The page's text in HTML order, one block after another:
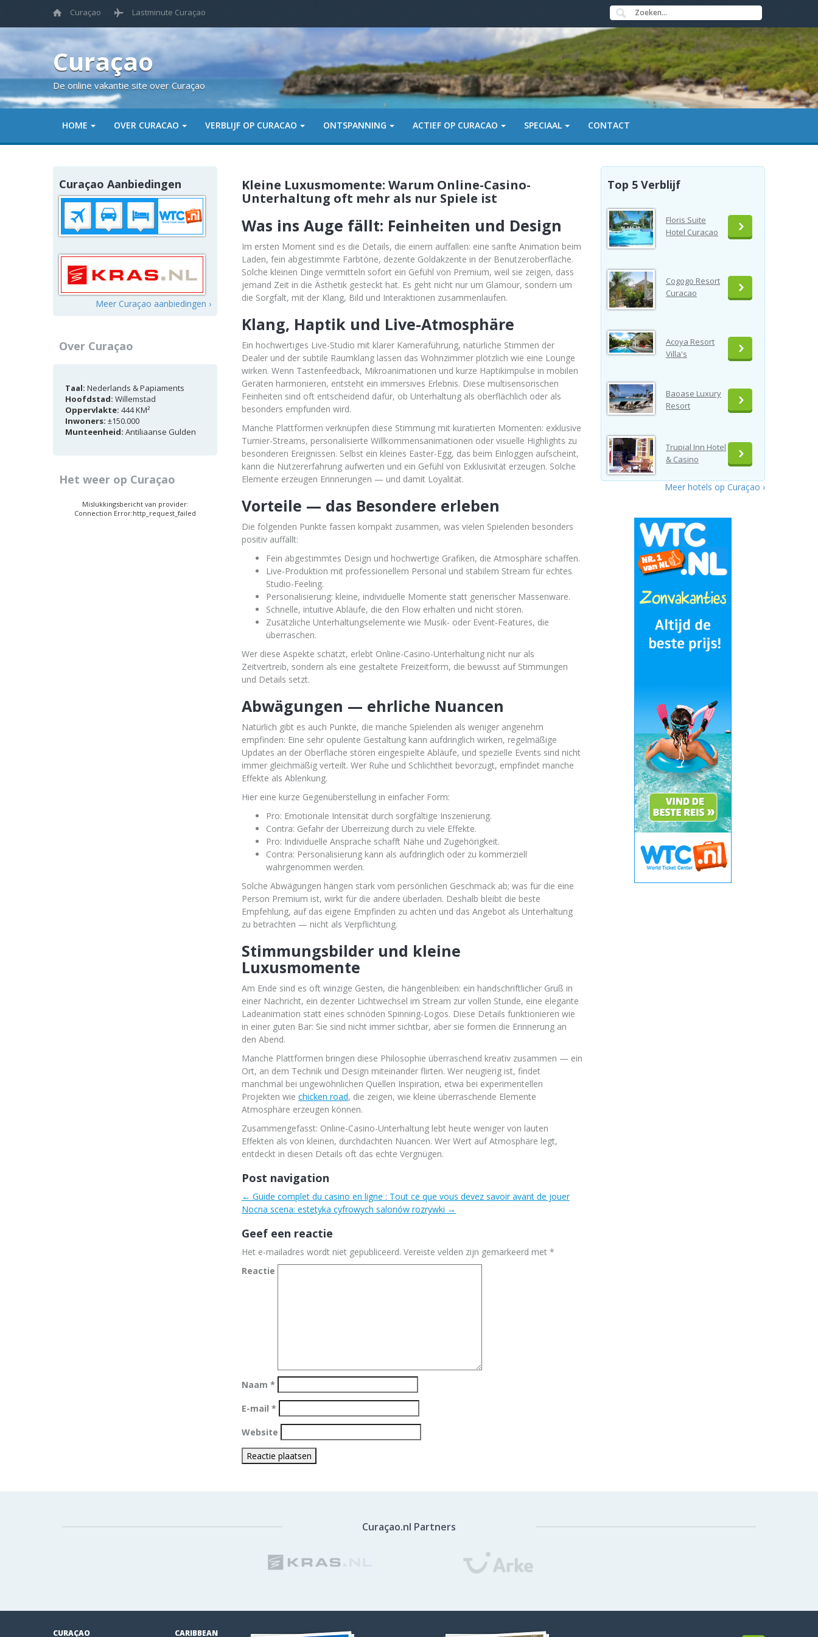
Curaçao Lastminute Curaçao
Curaçao
De online vakantie site over Curaçao
HOME OVER CURACAO VERBLIJF OP CURACAO ONTSPANNING ACTIEF OP CURACAO SPECIAAL CONTACT
Curaçao Aanbiedingen
Meer Curaçao aanbiedingen ›
Over Curaçao
Taal: Nederlands & Papiaments
Hoofdstad: Willemstad
Oppervlakte: 444 KM²
Inwoners: ±150.000
Munteenheid: Antiliaanse Gulden
Het weer op Curaçao
Mislukkingsbericht van provider:
Connection Error:http_request_failed
Kleine Luxusmomente: Warum Online-Casino-
Unterhaltung oft mehr als nur Spiele ist
Was ins Auge fällt: Feinheiten und Design
Im ersten Moment sind es die Details, die einem auffallen: eine sanfte Animation beim
Laden, fein abgestimmte Farbtöne, dezente Goldakzente in der Benutzeroberfläche.
Solche kleinen Dinge vermitteln sofort ein Gefühl von Premium, weil sie zeigen, dass
jemand Zeit in die Ästhetik gesteckt hat. Es geht nicht nur um Glamour, sondern um
die Sorgfalt, mit der Klang, Bild und Interaktionen zusammenlaufen.
Klang, Haptik und Live-Atmosphäre
Ein hochwertiges Live-Studio mit klarer Kameraführung, natürliche Stimmen der
Dealer und der subtile Raumklang lassen das Wohnzimmer plötzlich wie eine Lounge
wirken. Wenn Tastenfeedback, Mikroanimationen und kurze Haptikimpulse in mobilen
Geräten harmonieren, entsteht ein immersives Erlebnis. Diese multisensorischen
Feinheiten sind oft entscheidend dafür, ob Unterhaltung als oberflächlich oder als
besonders empfunden wird.
Manche Plattformen verknüpfen diese Stimmung mit kuratierten Momenten: exklusive
Turnier-Streams, personalisierte Willkommensanimationen oder visuelle Highlights zu
besonderen Ereignissen. Selbst ein kleines Easter-Egg, das beim Einloggen aufscheint,
kann die Nutzererfahrung aufwerten und ein Gefühl von Exklusivität erzeugen. Solche
Elemente erzeugen Erinnerungen — und damit Loyalität.
Vorteile — das Besondere erleben
Die folgenden Punkte fassen kompakt zusammen, was vielen Spielenden besonders
positiv auffällt:
Fein abgestimmtes Design und hochwertige Grafiken, die Atmosphäre schaffen.
Live-Produktion mit professionellem Personal und stabilem Stream für echtes
Studio-Feeling.
Personalisierung: kleine, individuelle Momente statt generischer Massenware.
Schnelle, intuitive Abläufe, die den Flow erhalten und nicht stören.
Zusätzliche Unterhaltungselemente wie Musik- oder Event-Features, die
überraschen.
Wer diese Aspekte schätzt, erlebt Online-Casino-Unterhaltung nicht nur als
Zeitvertreib, sondern als eine gestaltete Freizeitform, die bewusst auf Stimmungen
und Details setzt.
Abwägungen — ehrliche Nuancen
Natürlich gibt es auch Punkte, die manche Spielenden als weniger angenehm
empfinden: Eine sehr opulente Gestaltung kann aufdringlich wirken, regelmäßige
Updates an der Oberfläche stören eingespielte Abläufe, und spezielle Events sind nicht
immer gleichmäßig verteilt. Wer Ruhe und Schlichtheit bevorzugt, empfindet manche
Effekte als Ablenkung.
Hier eine kurze Gegenüberstellung in einfacher Form:
Pro: Emotionale Intensität durch sorgfältige Inszenierung.
Contra: Gefahr der Überreizung durch zu viele Effekte.
Pro: Individuelle Ansprache schafft Nähe und Zugehörigkeit.
Contra: Personalisierung kann als aufdringlich oder zu kommerziell
wahrgenommen werden.
Solche Abwägungen hängen stark vom persönlichen Geschmack ab; was für die eine
Person Premium ist, wirkt für die andere überladen. Deshalb bleibt die beste
Empfehlung, auf das eigene Empfinden zu achten und das Angebot als Unterhaltung
zu betrachten — nicht als Verpflichtung.
Stimmungsbilder und kleine
Luxusmomente
Am Ende sind es oft winzige Gesten, die hängenbleiben: ein handschriftlicher Gruß in
einer Nachricht, ein dezenter Lichtwechsel im Stream zur vollen Stunde, eine elegante
Ladeanimation statt eines schnöden Spinning-Logos. Diese Details funktionieren wie
in einer guten Bar: Sie sind nicht immer sichtbar, aber sie formen die Erinnerung an
den Abend.
Manche Plattformen bringen diese Philosophie überraschend kreativ zusammen — ein
Ort, an dem Technik und Design miteinander flirten. Wer neugierig ist, findet
manchmal bei ungewöhnlichen Quellen Inspiration, etwa bei experimentellen
Projekten wie chicken road, die zeigen, wie kleine überraschende Elemente
Atmosphäre erzeugen können.
Zusammengefasst: Online-Casino-Unterhaltung lebt heute weniger von lauten
Effekten als von kleinen, durchdachten Nuancen. Wer Wert auf Atmosphäre legt,
entdeckt in diesen Details oft das echte Vergnügen.
Post navigation
← Guide complet du casino en ligne : Tout ce que vous devez savoir avant de jouer
Nocna scena: estetyka cyfrowych salonów rozrywki →
Geef een reactie
Het e-mailadres wordt niet gepubliceerd. Vereiste velden zijn gemarkeerd met *
Reactie
Naam *
E-mail *
Website
Top 5 Verblijf
Floris Suite
Hotel Curacao
Cogogo Resort
Curacao
Acoya Resort
Villa's
Baoase Luxury
Resort
Trupial Inn Hotel
& Casino
Meer hotels op Curaçao ›
Curaçao.nl Partners
CURAÇAO CARIBBEAN